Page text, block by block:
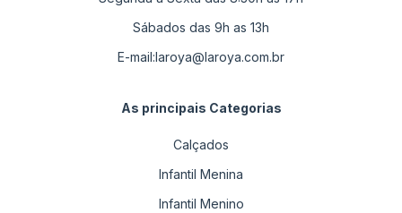
Sábados das 9h as 13h
E-mail:laroya@laroya.com.br
As principais Categorias
Calçados
Infantil Menina
Infantil Menino